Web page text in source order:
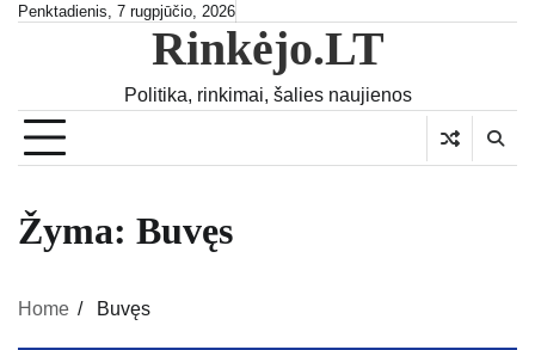
SkipPenktadienis, 7 rugpjūčio, 2026
Rinkėjo.LT
Politika, rinkimai, šalies naujienos
Žyma: Buvęs
Home Buvęs